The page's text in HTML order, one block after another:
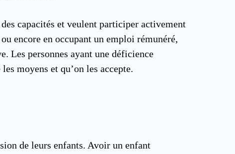
capacités et veulent participer activement
encore en occupant un emploi rémunéré,
Les personnes ayant une déficience
moyens et qu’on les accepte.
de leurs enfants. Avoir un enfant